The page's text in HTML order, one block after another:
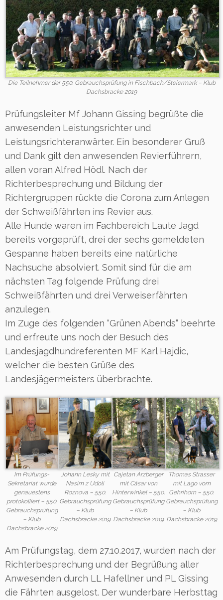
Die Teilnehmer der 550. Gebrauchsprüfung in Fischbach/Steiermark – Klub
Dachsbracke 2019
Prüfungsleiter Mf Johann Gissing begrüßte die
anwesenden Leistungsrichter und
Leistungsrichteranwärter. Ein besonderer Gruß
und Dank gilt den anwesenden Revierführern,
allen voran Alfred Hödl. Nach der
Richterbesprechung und Bildung der
Richtergruppen rückte die Corona zum Anlegen
der Schweißfährten ins Revier aus.
Alle Hunde waren im Fachbereich Laute Jagd
bereits vorgeprüft, drei der sechs gemeldeten
Gespanne haben bereits eine natürliche
Nachsuche absolviert. Somit sind für die am
nächsten Tag folgende Prüfung drei
Schweißfährten und drei Verweiserfährten
anzulegen.
Im Zuge des folgenden “Grünen Abends“ beehrte
und erfreute uns noch der Besuch des
Landesjagdhundreferenten MF Karl Hajdic,
welcher die besten Grüße des
Landesjägermeisters überbrachte.
Im Prüfungs-
Sekretariat wurde
genauestens
protokolliert – 550.
Gebrauchsprüfung
– Klub
Dachsbracke 2019
Johann Lesky mit
Nasim z Udoli
Roznova – 550.
Gebrauchsprüfung
– Klub
Dachsbracke 2019
Cajetan Arzberger
mit Cäsar von
Hinterwinkel – 550.
Gebrauchsprüfung
– Klub
Dachsbracke 2019
Thomas Strasser
mit Lago vom
Gehrihorn – 550.
Gebrauchsprüfung
– Klub
Dachsbracke 2019
Am Prüfungstag, dem 27.10.2017, wurden nach der
Richterbesprechung und der Begrüßung aller
Anwesenden durch LL Hafellner und PL Gissing
die Fährten ausgelost. Der wunderbare Herbsttag